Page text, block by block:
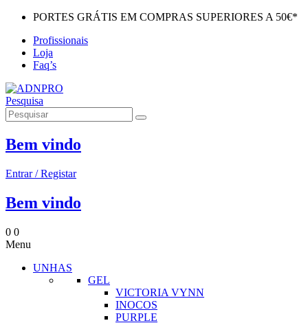
PORTES GRÁTIS EM COMPRAS SUPERIORES A 50€*
Profissionais
Loja
Faq’s
Pesquisa
Bem vindo
Entrar / Registar
Bem vindo
0 0
Menu
UNHAS
GEL
VICTORIA VYNN
INOCOS
PURPLE